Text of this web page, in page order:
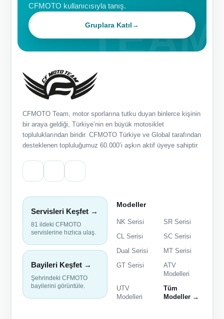
CFMOTO kullanıcısıyla tanış.
Gruplara Katıl→
CFMOTO Team, motor sporlarına tutku duyan binlerce kişinin
bir araya geldiği, Türkiye’nin en büyük motosiklet
topluluklarından biridir. CFMOTO Türkiye ve Global tarafından
desteklenen topluluğumuz 60.000’i aşkın aktif üyeye sahiptir.
Servisleri Keşfet →
81 ildeki CFMOTO
servislerine hızlıca ulaş.
Bayileri Keşfet →
Şehrindeki CFMOTO
bayilerini görüntüle.
Modeller
NK Serisi
SR Serisi
CL Serisi
SC Serisi
Dual Serisi
MT Serisi
GT Serisi
ATV
Modelleri
UTV
Modelleri
Tüm
Modeller →